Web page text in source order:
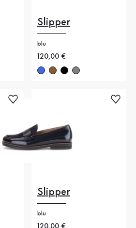
Slipper
blu
Nuovo prezzo
120,00 €
Slipper
blu
Nuovo prezzo
120,00 €